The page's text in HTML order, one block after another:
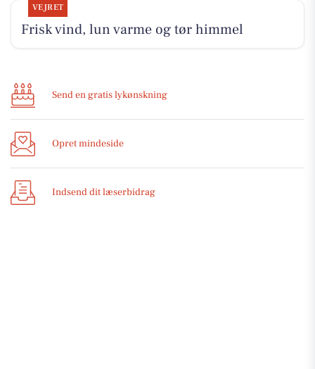
VEJRET
Frisk vind, lun varme og tør himmel
Send en gratis lykønskning
Opret mindeside
Indsend dit læserbidrag